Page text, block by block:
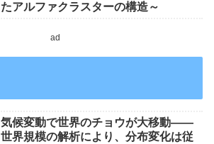
たアルファクラスターの構造～
ad
気候変動で世界のチョウが大移動――
世界規模の解析により、分布変化は従